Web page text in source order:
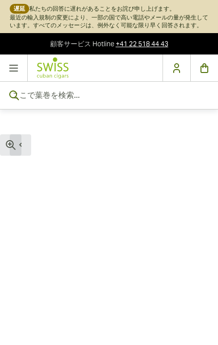
遅延 私たちの回答に遅れがあることをお詫び申し上げます。
最近の輸入規制の変更により、一部の国で高い電話やメールの量が発生して
います。すべてのメッセージは、例外なく可能な限り早く回答されます。
顧客サービス Hotline+41 22 518 44 43
コンテンツにスキップ